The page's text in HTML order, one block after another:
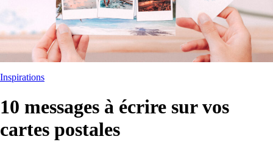
Inspirations
10 messages à écrire sur vos
cartes postales